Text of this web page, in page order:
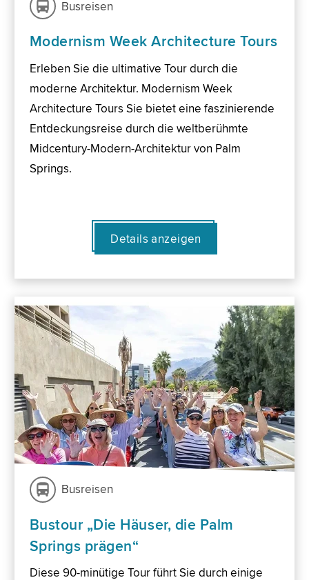
Busreisen
Modernism Week Architecture Tours
Erleben Sie die ultimative Tour durch die
moderne Architektur. Modernism Week
Architecture Tours Sie bietet eine faszinierende
Entdeckungsreise durch die weltberühmte
Midcentury-Modern-Architektur von Palm
Springs.
Details anzeigen
Busreisen
Bustour „Die Häuser, die Palm
Springs prägen“
Diese 90-minütige Tour führt Sie durch einige